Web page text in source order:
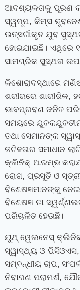
ଆବଶ୍ୟକତାକୁ ପୂରଣ
ସ୍ୱରୂପ, କିମ୍‍ସ
ଉତ୍ସର୍ଗୀକୃତ ଯୁବ
ହୋଇଯାଇଛି। ଏଥିରେ
ସାମଗ୍ରିକ ସୁସ୍ଥତା
କିଶୋରାବସ୍ଥାରେ
ଶରୀରରେ ଶାରୀରିକ,
ଭାବପ୍ରବଣ ଜନିତ
ସମୟରେ ଯୁବକଯୁବତୀ
ତଥା ସେମାନଙ୍କ
ଜଟିଳତାର ସମାଧାନ
କ୍ଲିନିକ୍ ଆରମ୍ଭ
ରୋଗ, ପ୍ରସୂତି ଓ
ବିଶେଷଜ୍ଞମାନଙ୍କୁ
ବିଶେଷଜ୍ଞ ଡା
ପରିଚାଳିତ ହେଉଛି।
ୟୁଥ୍‍ ୱେଲନେସ୍‍
ସ୍ୱାସ୍ଥ୍ୟ ଓ ପିସିଓଏସ,
ସମ୍ବନ୍ଧୀୟ ଚାପ,
ନିବାରଣ ପରାମର୍ଶ,